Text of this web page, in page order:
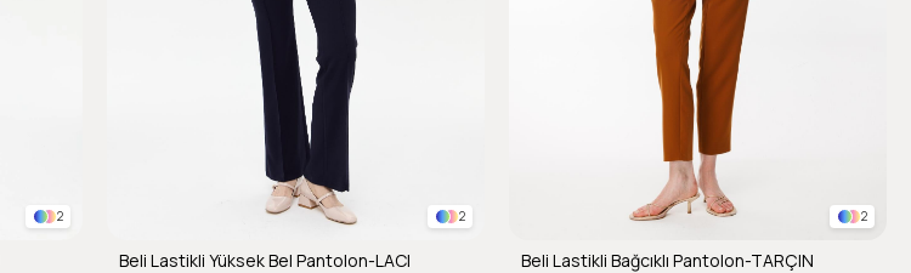
2 2
Beli Lastikli Yüksek Bel Pantolon-LACI
2
Beli Lastikli Bağcıklı Pantolon-TARÇIN